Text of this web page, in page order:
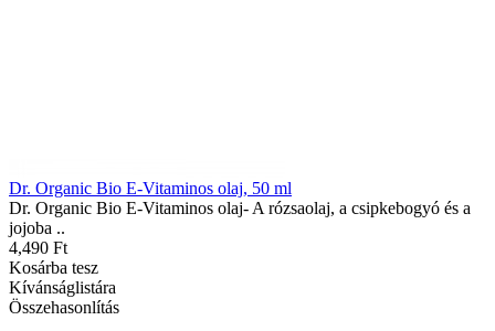
Dr. Organic Bio E-Vitaminos olaj, 50 ml
Dr. Organic Bio E-Vitaminos olaj- A rózsaolaj, a csipkebogyó és a
jojoba ..
4,490 Ft
Kosárba tesz
Kívánságlistára
Összehasonlítás